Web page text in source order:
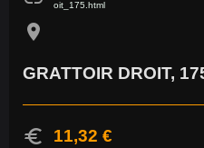
oit_175.html
location_on
GRATTOIR DROIT,
euro 11,32 €